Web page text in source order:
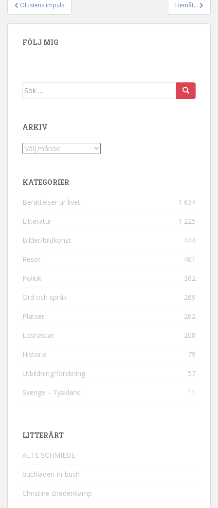
Inläggsnavigering
Olustens impuls Hemåt…
FÖLJ MIG
Sök efter:
ARKIV
Arkiv
KATEGORIER
Berättelser ur livet 1 634
Litteratur 1 225
Bilder/bildkonst 444
Resor 401
Politik 362
Ord och språk 269
Platser 262
Löshästar 208
Historia 79
Utbildning/forskning 57
Sverige – Tyskland 11
LITTERÄRT
ALTE SCHMIEDE
buchladen-in-buch
Christine Bredenkamp